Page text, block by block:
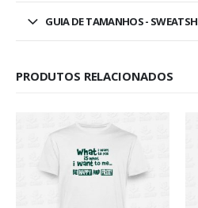
GUIA DE TAMANHOS -
PRODUTOS RELACIONADOS